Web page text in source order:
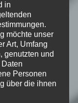
in
möchte unser
Art, Umfang
genutzten und
Personen
über die ihnen